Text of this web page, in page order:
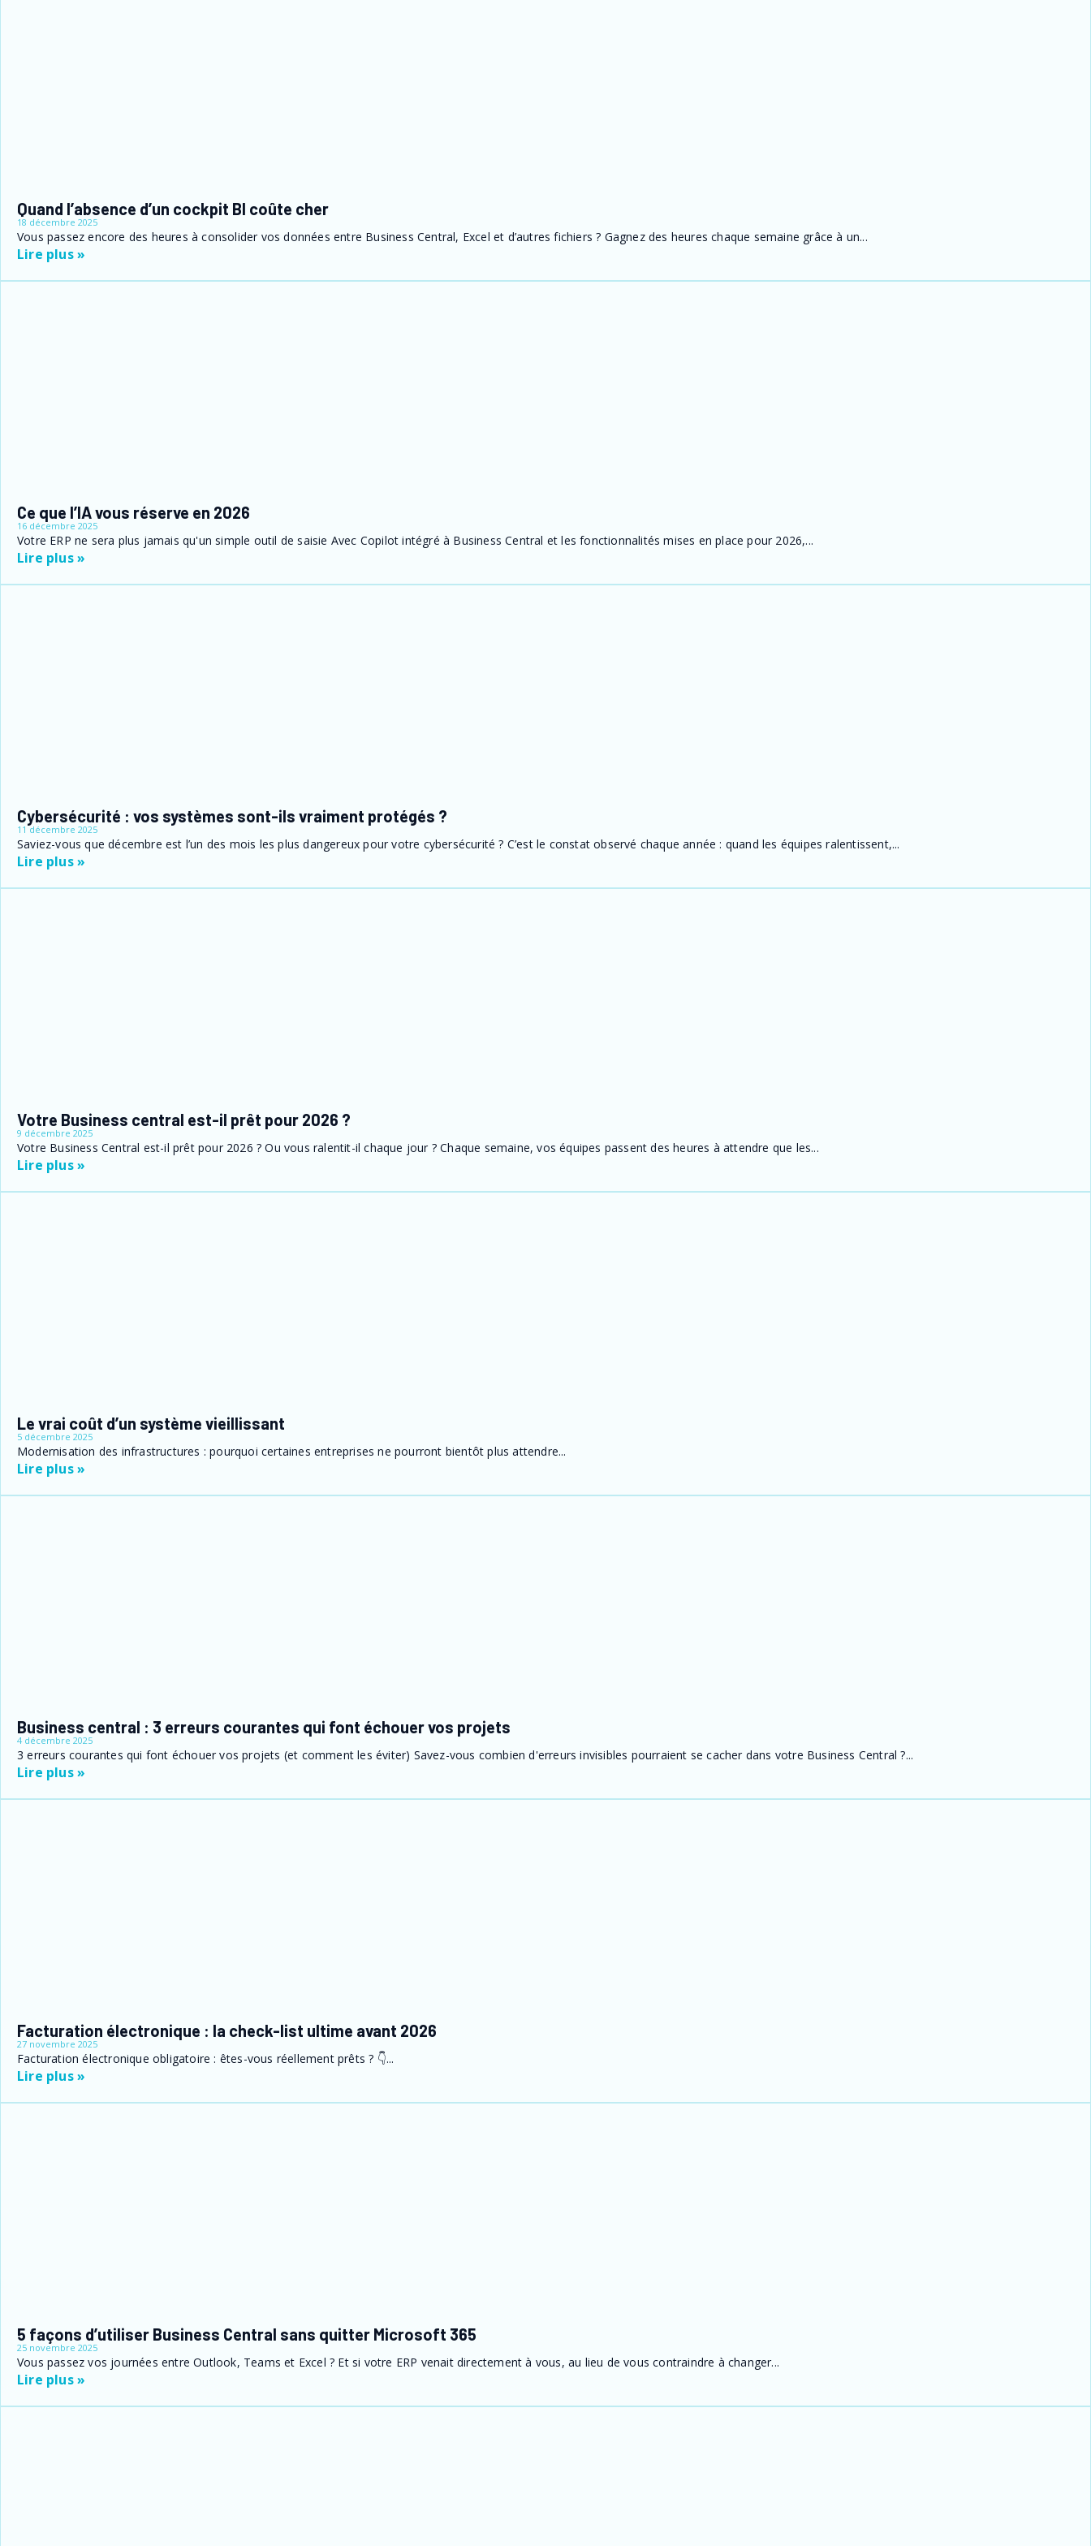
Quand l’absence d’un cockpit BI coûte cher
18 décembre 2025
Vous passez encore des heures à consolider vos données entre Business Central, Excel et d’autres fichiers ? Gagnez des heures chaque semaine grâce à un...
Lire plus »
Ce que l’IA vous réserve en 2026
16 décembre 2025
Votre ERP ne sera plus jamais qu'un simple outil de saisie Avec Copilot intégré à Business Central et les fonctionnalités mises en place pour 2026,...
Lire plus »
Cybersécurité : vos systèmes sont-ils vraiment protégés ?
11 décembre 2025
Saviez-vous que décembre est l’un des mois les plus dangereux pour votre cybersécurité ? C’est le constat observé chaque année : quand les équipes ralentissent,...
Lire plus »
Votre Business central est-il prêt pour 2026 ?
9 décembre 2025
Votre Business Central est-il prêt pour 2026 ? Ou vous ralentit-il chaque jour ? Chaque semaine, vos équipes passent des heures à attendre que les...
Lire plus »
Le vrai coût d’un système vieillissant
5 décembre 2025
Modernisation des infrastructures : pourquoi certaines entreprises ne pourront bientôt plus attendre...
Lire plus »
Business central : 3 erreurs courantes qui font échouer vos projets
4 décembre 2025
3 erreurs courantes qui font échouer vos projets (et comment les éviter) Savez-vous combien d'erreurs invisibles pourraient se cacher dans votre Business Central ?...
Lire plus »
Facturation électronique : la check-list ultime avant 2026
27 novembre 2025
Facturation électronique obligatoire : êtes-vous réellement prêts ? 👇...
Lire plus »
5 façons d’utiliser Business Central sans quitter Microsoft 365
25 novembre 2025
Vous passez vos journées entre Outlook, Teams et Excel ? Et si votre ERP venait directement à vous, au lieu de vous contraindre à changer...
Lire plus »